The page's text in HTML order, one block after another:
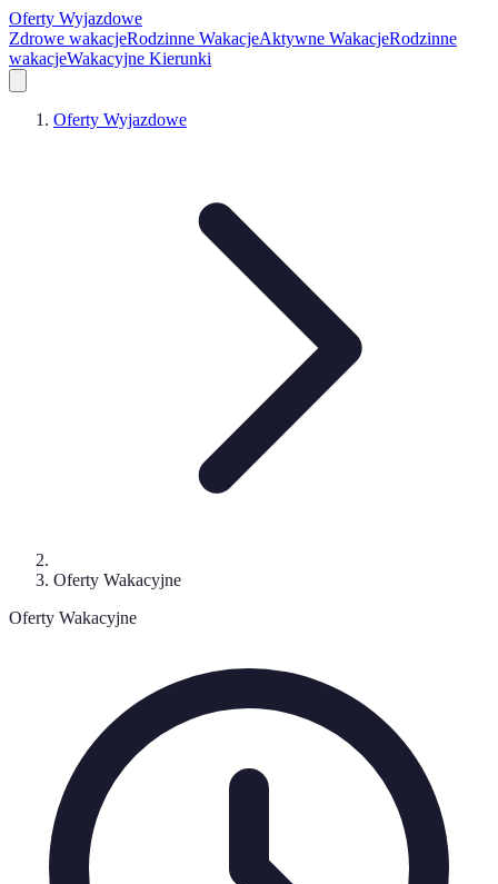
Oferty Wyjazdowe
Zdrowe wakacjeRodzinne WakacjeAktywne WakacjeRodzinne
wakacjeWakacyjne Kierunki
Oferty Wyjazdowe
Oferty Wakacyjne
Oferty Wakacyjne